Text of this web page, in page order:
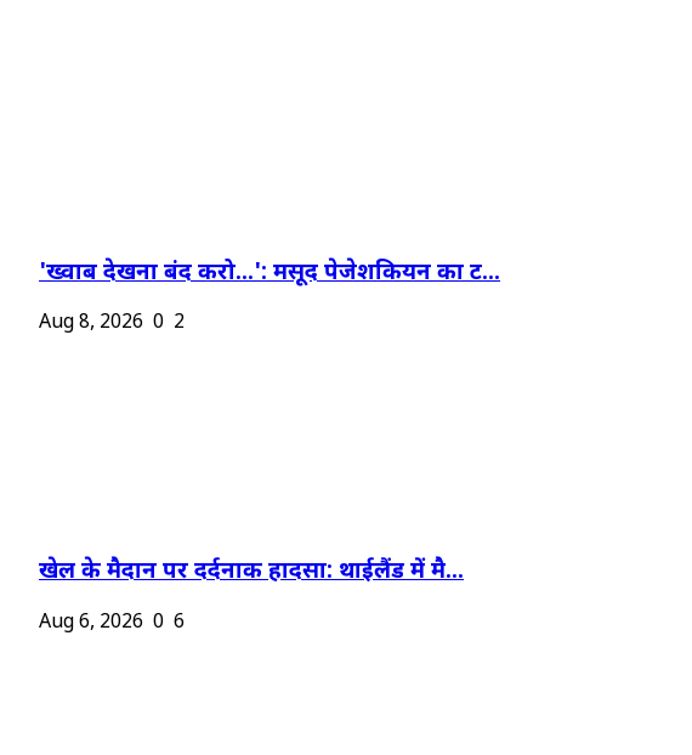
'ख्वाब देखना बंद करो...': मसूद पेजेशकियन का ट...
Aug 8, 2026 0 2
खेल के मैदान पर दर्दनाक हादसा: थाईलैंड में मै...
Aug 6, 2026 0 6